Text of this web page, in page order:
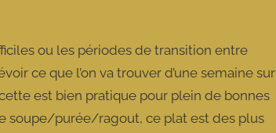
ou les périodes de transition entre
ce que l’on va trouver d’une semaine sur
est bien pratique pour plein de bonnes
soupe/purée/ragout, ce plat est des plus